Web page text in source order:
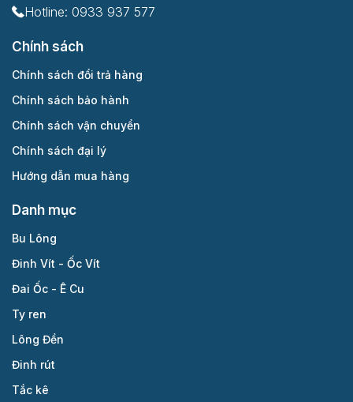
Hotline: 0933 937 577
Chính sách
Chính sách đổi trả hàng
Chính sách bảo hành
Chính sách vận chuyển
Chính sách đại lý
Hướng dẫn mua hàng
Danh mục
Bu Lông
Đinh Vít - Ốc Vít
Đai Ốc - Ê Cu
Ty ren
Lông Đền
Đinh rút
Tắc kê